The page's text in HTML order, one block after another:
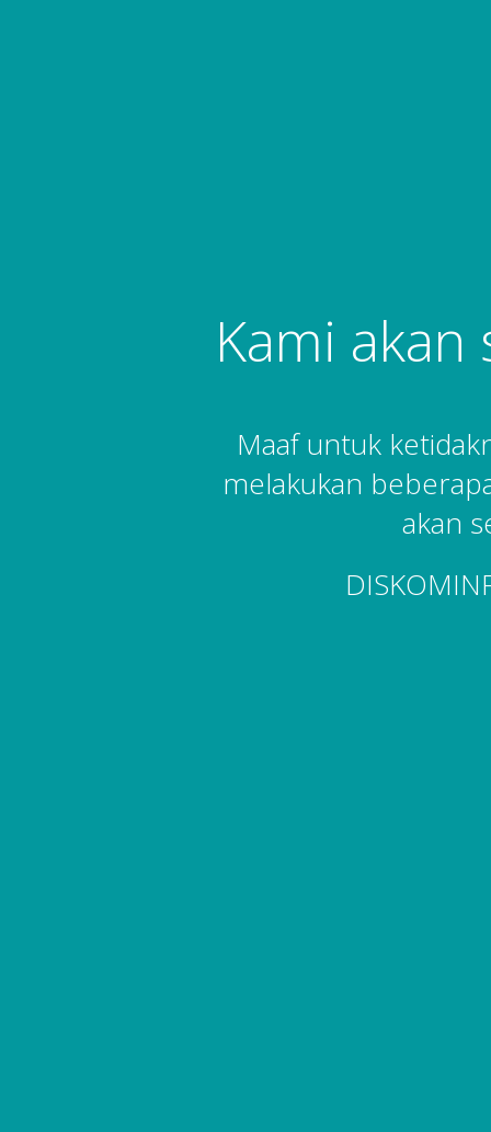
Kami akan
Maaf untuk
melakukan
akan